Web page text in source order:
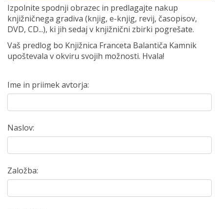
Izpolnite spodnji obrazec in predlagajte nakup
knjižničnega gradiva (knjig, e-knjig, revij, časopisov,
DVD, CD...), ki jih sedaj v knjižnični zbirki pogrešate.
Vaš predlog bo Knjižnica Franceta Balantiča Kamnik
upoštevala v okviru svojih možnosti. Hvala!
Ime in priimek avtorja:
Naslov:
Založba: